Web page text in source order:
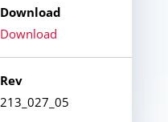
Download
213_027_05